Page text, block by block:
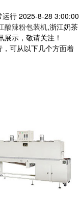
运行 2025-8-28 3:00:00
酸辣粉包装机,浙江奶茶
示，敬请关注！
可从以下几个方面着